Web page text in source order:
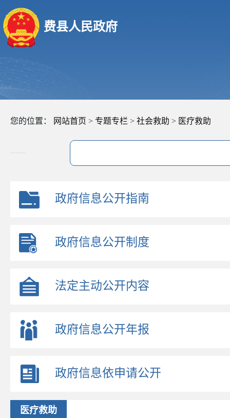
费县人民政府
您的位置： 网站首页 > 专题专栏 > 社会救助 > 医疗救助
政府信息公开指南
政府信息公开制度
法定主动公开内容
政府信息公开年报
政府信息依申请公开
医疗救助